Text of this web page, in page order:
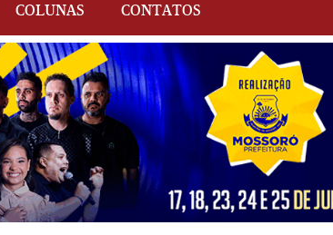
COLUNAS CONTATOS